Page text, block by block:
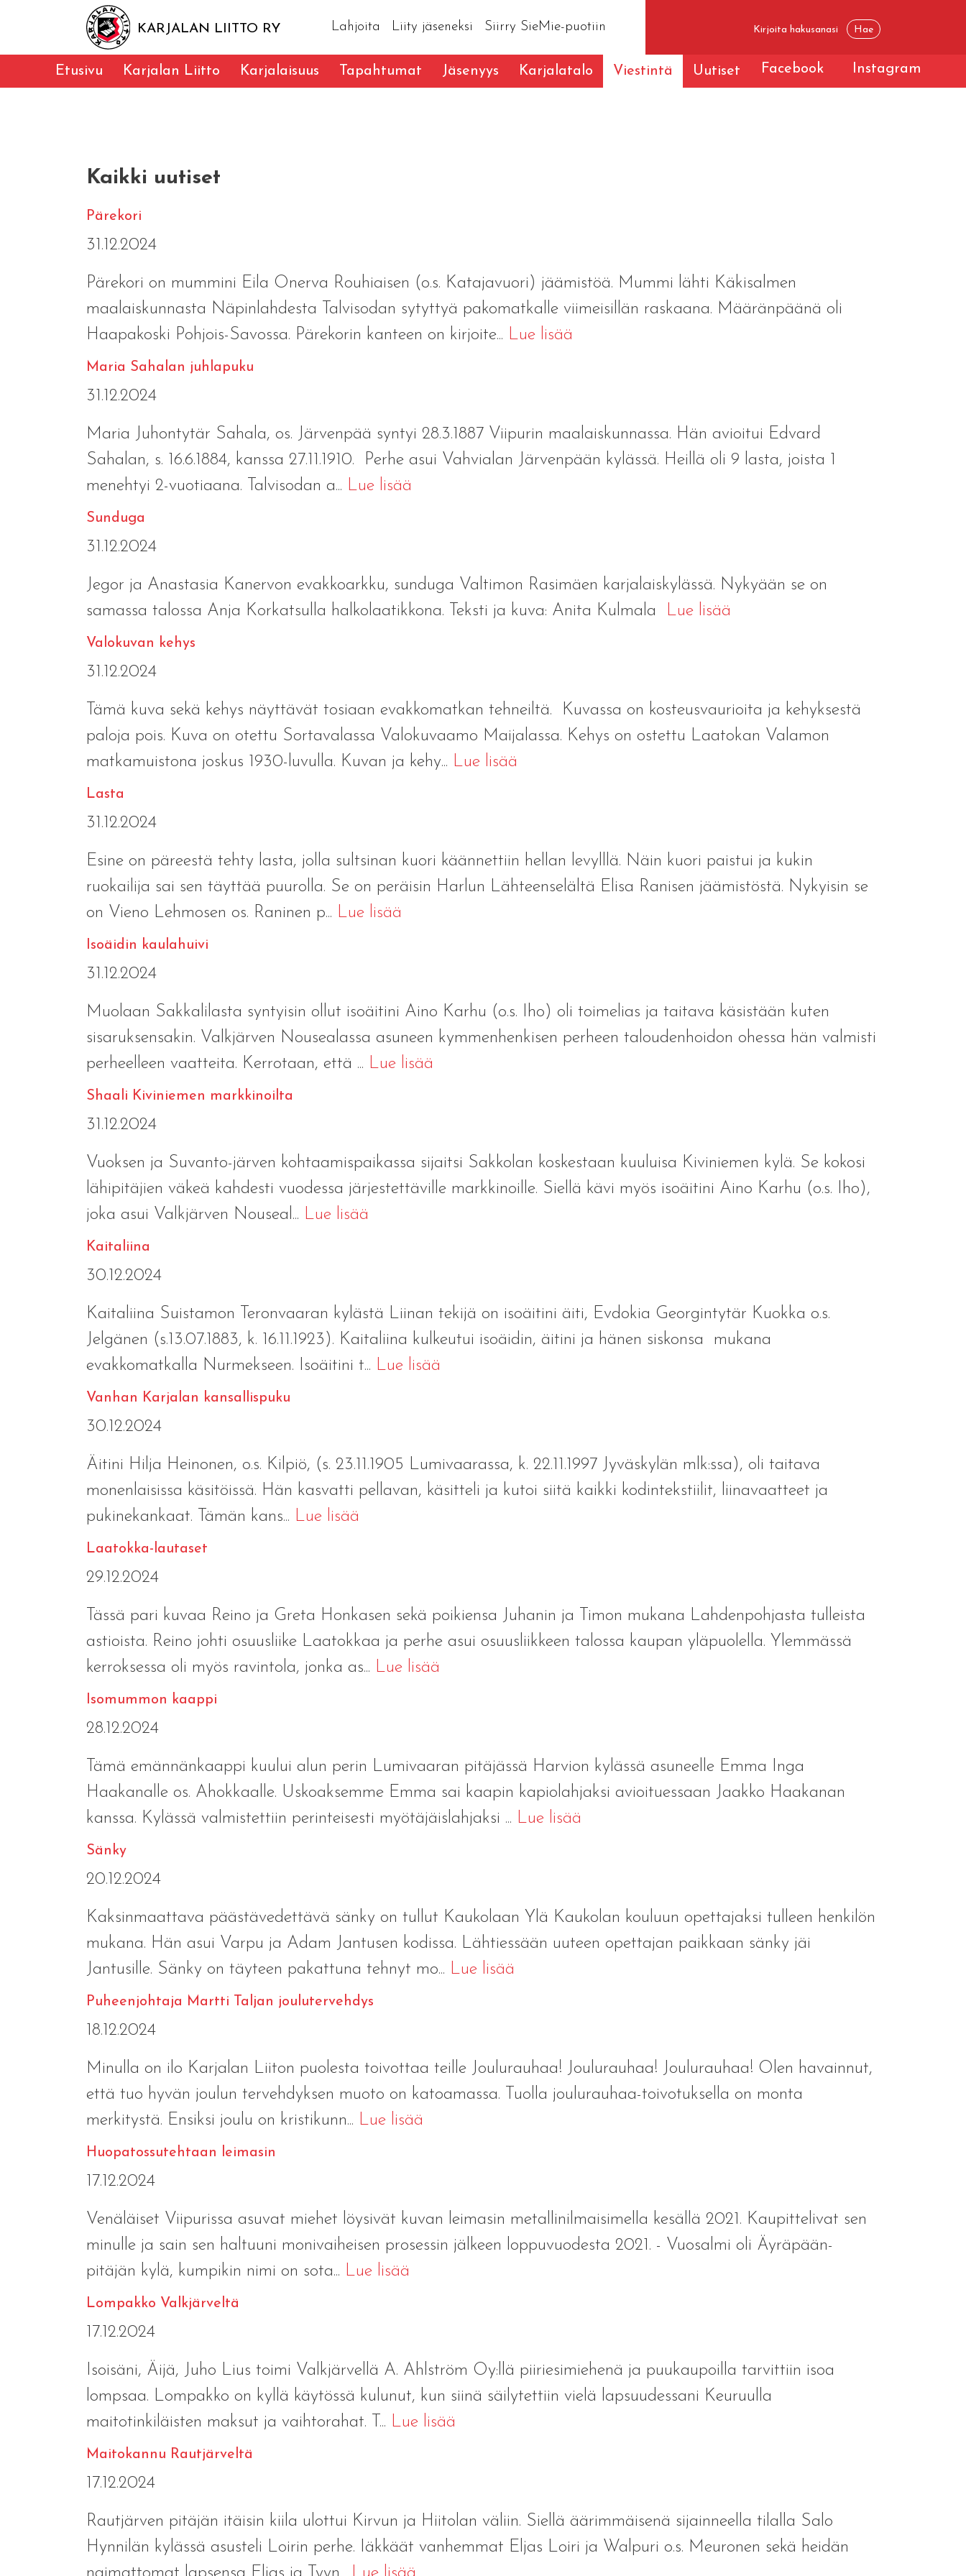
KARJALAN LIITTO RY Lahjoita Liity jäseneksi Siirry SieMie-puotiin
Etusivu Karjalan Liitto Karjalaisuus Tapahtumat Jäsenyys Karjalatalo Viestintä Uutiset Facebook Instagram
Kaikki uutiset
Pärekori
31.12.2024
Pärekori on mummini Eila Onerva Rouhiaisen (o.s. Katajavuori) jäämistöä. Mummi lähti Käkisalmen
maalaiskunnasta Näpinlahdesta Talvisodan sytyttyä pakomatkalle viimeisillän raskaana. Määränpäänä oli
Haapakoski Pohjois-Savossa. Pärekorin kanteen on kirjoite... Lue lisää
Maria Sahalan juhlapuku
31.12.2024
Maria Juhontytär Sahala, os. Järvenpää syntyi 28.3.1887 Viipurin maalaiskunnassa. Hän avioitui Edvard
Sahalan, s. 16.6.1884, kanssa 27.11.1910. Perhe asui Vahvialan Järvenpään kylässä. Heillä oli 9 lasta, joista 1
menehtyi 2-vuotiaana. Talvisodan a... Lue lisää
Sunduga
31.12.2024
Jegor ja Anastasia Kanervon evakkoarkku, sunduga Valtimon Rasimäen karjalaiskylässä. Nykyään se on
samassa talossa Anja Korkatsulla halkolaatikkona. Teksti ja kuva: Anita Kulmala
Lue lisää
Valokuvan kehys
31.12.2024
Tämä kuva sekä kehys näyttävät tosiaan evakkomatkan tehneiltä. Kuvassa on kosteusvaurioita ja kehyksestä
paloja pois. Kuva on otettu Sortavalassa Valokuvaamo Maijalassa. Kehys on ostettu Laatokan Valamon
matkamuistona joskus 1930-luvulla. Kuvan ja kehy... Lue lisää
Lasta
31.12.2024
Esine on päreestä tehty lasta, jolla sultsinan kuori käännettiin hellan levylllä. Näin kuori paistui ja kukin
ruokailija sai sen täyttää puurolla. Se on peräisin Harlun Lähteenselältä Elisa Ranisen jäämistöstä. Nykyisin se
on Vieno Lehmosen os. Raninen p... Lue lisää
Isoäidin kaulahuivi
31.12.2024
Muolaan Sakkalilasta syntyisin ollut isoäitini Aino Karhu (o.s. Iho) oli toimelias ja taitava käsistään kuten
sisaruksensakin. Valkjärven Nousealassa asuneen kymmenhenkisen perheen taloudenhoidon ohessa hän valmisti
perheelleen vaatteita. Kerrotaan, että ... Lue lisää
Shaali Kiviniemen markkinoilta
31.12.2024
Vuoksen ja Suvanto-järven kohtaamispaikassa sijaitsi Sakkolan koskestaan kuuluisa Kiviniemen kylä. Se kokosi
lähipitäjien väkeä kahdesti vuodessa järjestettäville markkinoille. Siellä kävi myös isoäitini Aino Karhu (o.s. Iho),
joka asui Valkjärven Nouseal... Lue lisää
Kaitaliina
30.12.2024
Kaitaliina Suistamon Teronvaaran kylästä Liinan tekijä on isoäitini äiti, Evdokia Georgintytär Kuokka o.s.
Jelgänen (s.13.07.1883, k. 16.11.1923). Kaitaliina kulkeutui isoäidin, äitini ja hänen siskonsa mukana
evakkomatkalla Nurmekseen. Isoäitini t... Lue lisää
Vanhan Karjalan kansallispuku
30.12.2024
Äitini Hilja Heinonen, o.s. Kilpiö, (s. 23.11.1905 Lumivaarassa, k. 22.11.1997 Jyväskylän mlk:ssa), oli taitava
monenlaisissa käsitöissä. Hän kasvatti pellavan, käsitteli ja kutoi siitä kaikki kodintekstiilit, liinavaatteet ja
pukinekankaat. Tämän kans... Lue lisää
Laatokka-lautaset
29.12.2024
Tässä pari kuvaa Reino ja Greta Honkasen sekä poikiensa Juhanin ja Timon mukana Lahdenpohjasta tulleista
astioista. Reino johti osuusliike Laatokkaa ja perhe asui osuusliikkeen talossa kaupan yläpuolella. Ylemmässä
kerroksessa oli myös ravintola, jonka as... Lue lisää
Isomummon kaappi
28.12.2024
Tämä emännänkaappi kuului alun perin Lumivaaran pitäjässä Harvion kylässä asuneelle Emma Inga
Haakanalle os. Ahokkaalle. Uskoaksemme Emma sai kaapin kapiolahjaksi avioituessaan Jaakko Haakanan
kanssa. Kylässä valmistettiin perinteisesti myötäjäislahjaksi ... Lue lisää
Sänky
20.12.2024
Kaksinmaattava päästävedettävä sänky on tullut Kaukolaan Ylä Kaukolan kouluun opettajaksi tulleen henkilön
mukana. Hän asui Varpu ja Adam Jantusen kodissa. Lähtiessään uuteen opettajan paikkaan sänky jäi
Jantusille. Sänky on täyteen pakattuna tehnyt mo... Lue lisää
Puheenjohtaja Martti Taljan joulutervehdys
18.12.2024
Minulla on ilo Karjalan Liiton puolesta toivottaa teille Joulurauhaa! Joulurauhaa! Joulurauhaa! Olen havainnut,
että tuo hyvän joulun tervehdyksen muoto on katoamassa. Tuolla joulurauhaa-toivotuksella on monta
merkitystä. Ensiksi joulu on kristikunn... Lue lisää
Huopatossutehtaan leimasin
17.12.2024
Venäläiset Viipurissa asuvat miehet löysivät kuvan leimasin metallinilmaisimella kesällä 2021. Kaupittelivat sen
minulle ja sain sen haltuuni monivaiheisen prosessin jälkeen loppuvuodesta 2021. - Vuosalmi oli Äyräpään-
pitäjän kylä, kumpikin nimi on sota... Lue lisää
Lompakko Valkjärveltä
17.12.2024
Isoisäni, Äijä, Juho Lius toimi Valkjärvellä A. Ahlström Oy:llä piiriesimiehenä ja puukaupoilla tarvittiin isoa
lompsaa. Lompakko on kyllä käytössä kulunut, kun siinä säilytettiin vielä lapsuudessani Keuruulla
maitotinkiläisten maksut ja vaihtorahat. T... Lue lisää
Maitokannu Rautjärveltä
17.12.2024
Rautjärven pitäjän itäisin kiila ulottui Kirvun ja Hiitolan väliin. Siellä äärimmäisenä sijainneella tilalla Salo
Hynnilän kylässä asusteli Loirin perhe. Iäkkäät vanhemmat Eljas Loiri ja Walpuri o.s. Meuronen sekä heidän